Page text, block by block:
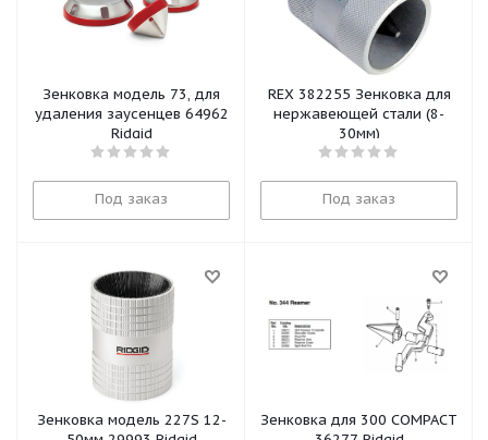
Зенковка модель 73, для
удаления заусенцев 64962
Ridgid
Под заказ
REX 382255 Зенковка для
нержавеющей стали (8-
30мм)
Под заказ
Зенковка модель 227S 12-
Зенковка для 300 COMPACT